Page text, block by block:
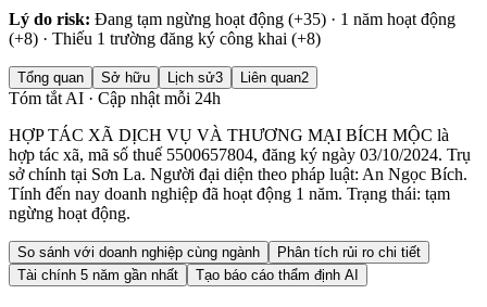
Lý do risk: Đang tạm ngừng hoạt động (+35) · 1 năm hoạt động
(+8) · Thiếu 1 trường đăng ký công khai (+8)
Tổng quan Sở hữu Lịch sử3 Liên quan2
Tóm tắt AI · Cập nhật mỗi 24h
HỢP TÁC XÃ DỊCH VỤ VÀ THƯƠNG MẠI BÍCH MỘC là
hợp tác xã, mã số thuế 5500657804, đăng ký ngày 03/10/2024. Trụ
sở chính tại Sơn La. Người đại diện theo pháp luật: An Ngọc Bích.
Tính đến nay doanh nghiệp đã hoạt động 1 năm. Trạng thái: tạm
ngừng hoạt động.
So sánh với doanh nghiệp cùng ngành
Phân tích rủi ro chi tiết
Tài chính 5 năm gần nhất
Tạo báo cáo thẩm định AI